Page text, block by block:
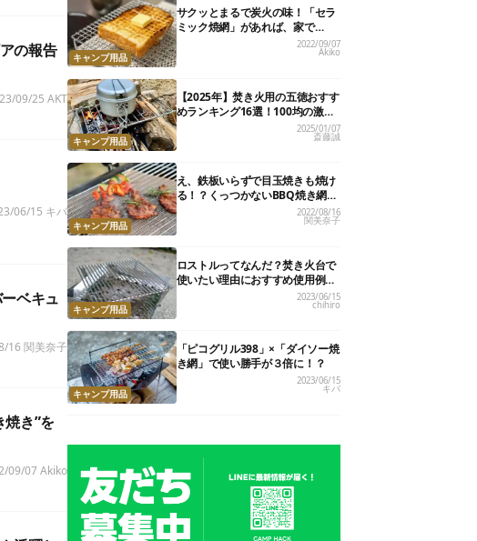
の報告
09/25 AKT
06/15 キバ
ベキュ
16 関美奈子
焼き”を
09/07 Akiko
キャンプ用品
サクッとまるで炭火の味！「セラ
ミック焼網」があれば、家で
も”焼き焼き”を楽しめるぞ【アウ
トドアな暮らし】
2022/09/07
Akiko
キャンプ用品
【2025年】焚き火用の五徳おすす
めランキング16選！100均の激安
商品も
2025/01/07
斎藤誠
キャンプ用品
え、鉄板いらずで目玉焼きも焼け
る！？くっつかないBBQ焼き網
『バーベキューグリルメッシュ』
見参！
2022/08/16
関美奈子
キャンプ用品
ロストルってなんだ？焚き火台で
使いたい理由におすすめ使用例4
2023/06/15
chihiro
キャンプ用品
「ピコグリル398」×「ダイソー焼
き網」で使い勝手が３倍に！？
2023/06/15
キバ